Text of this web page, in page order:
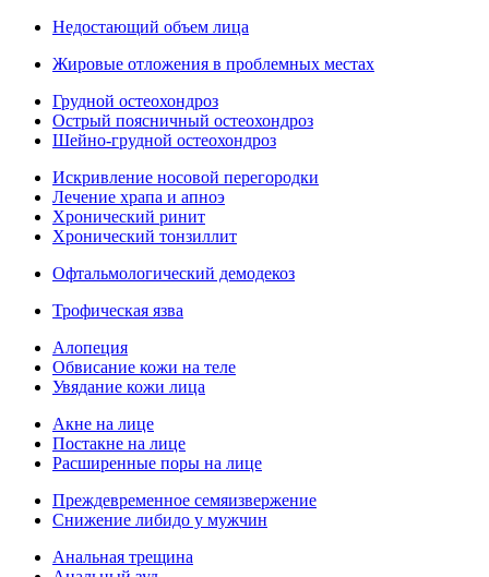
Недостающий объем лица
Жировые отложения в проблемных местах
Грудной остеохондроз
Острый поясничный остеохондроз
Шейно-грудной остеохондроз
Искривление носовой перегородки
Лечение храпа и апноэ
Хронический ринит
Хронический тонзиллит
Офтальмологический демодекоз
Трофическая язва
Алопеция
Обвисание кожи на теле
Увядание кожи лица
Акне на лице
Постакне на лице
Расширенные поры на лице
Преждевременное семяизвержение
Снижение либидо у мужчин
Анальная трещина